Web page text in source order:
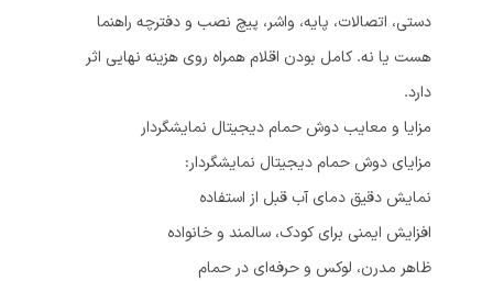
دستی، اتصالات، پایه، واشر، پیچ نصب و دفترچه راهنما
هست یا نه. کامل بودن اقلام همراه روی هزینه نهایی اثر
دارد.
مزایا و معایب دوش حمام دیجیتال نمایشگردار
مزایای دوش حمام دیجیتال نمایشگردار:
نمایش دقیق دمای آب قبل از استفاده
افزایش ایمنی برای کودک، سالمند و خانواده
ظاهر مدرن، لوکس و حرفه‌ای در حمام